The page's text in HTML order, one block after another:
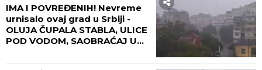
IMA I POVREĐENIH! Nevreme
urnisalo ovaj grad u Srbiji -
OLUJA ČUPALA STABLA, ULICE
POD VODOM, SAOBRAĆAJ U